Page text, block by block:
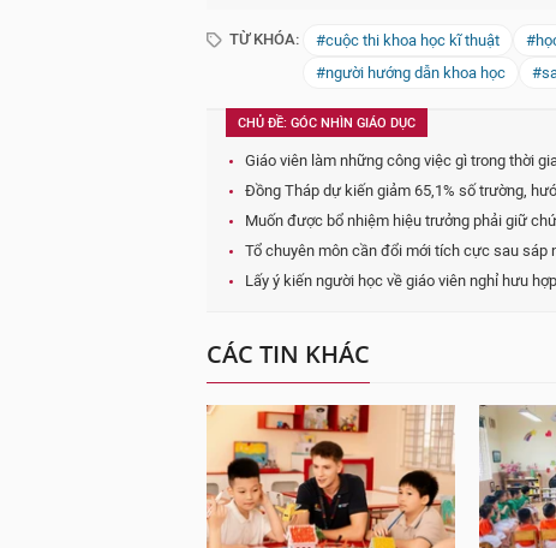
TỪ KHÓA: #cuộc thi khoa học kĩ thuật
#người hướng dẫn khoa học
CHỦ ĐỀ: GÓC NHÌN GIÁO DỤC
Giáo viên làm những công việc gì trong thời
Đồng Tháp dự kiến giảm 65,1% số trường,
Muốn được bổ nhiệm hiệu trưởng phải giữ
Tổ chuyên môn cần đổi mới tích cực sau sáp
Lấy ý kiến người học về giáo viên nghỉ hưu
CÁC TIN KHÁC